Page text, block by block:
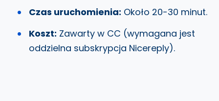
Czas uruchomienia: Około 20-30 minut.
Koszt: Zawarty w CC (wymagana jest
oddzielna subskrypcja Nicereply).